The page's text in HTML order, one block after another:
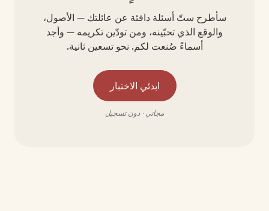
سأطرح ستّ أسئلة دافئة عن عائلتك — الأصول،
والوقع الذي تحبّينه، ومن تودّين تكريمه — وأجد
أسماءً صُنعت لكم. نحو تسعين ثانية.
ابدئي الاختبار
مجاني · دون تسجيل